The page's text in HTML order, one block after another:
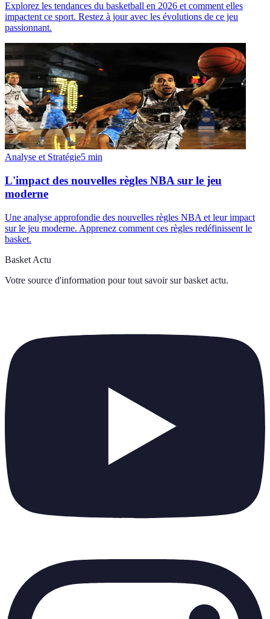
Explorez les tendances du basketball en 2026 et comment elles
impactent ce sport. Restez à jour avec les évolutions de ce jeu
passionnant.
Analyse et Stratégie5 min
L'impact des nouvelles règles NBA sur le jeu
moderne
Une analyse approfondie des nouvelles règles NBA et leur impact
sur le jeu moderne. Apprenez comment ces règles redéfinissent le
basket.
Basket Actu
Votre source d'information pour tout savoir sur basket actu.